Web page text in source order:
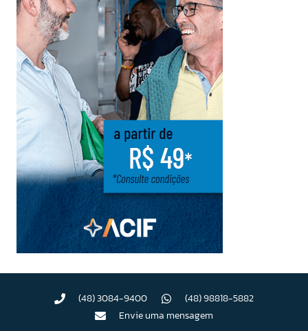
(48) 3084-9400
(48) 98818-5882
Envie uma mensagem